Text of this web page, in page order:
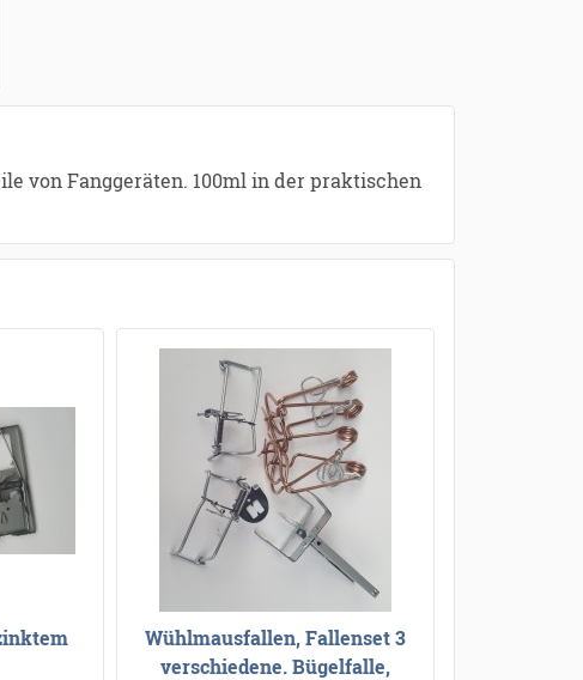
von Fanggeräten. 100ml in der praktischen
Wühlmausfallen, Fallenset 3
verschiedene. Bügelfalle,